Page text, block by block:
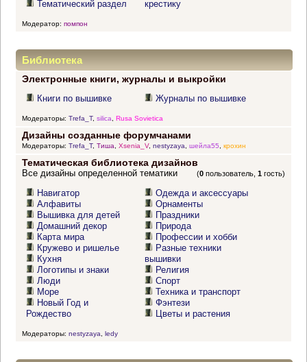
Тематический раздел крестику
Модератор: помпон
Библиотека
Электронные книги, журналы и выкройки
Книги по вышивке Журналы по вышивке
Модераторы: Trefa_T, silica Rusa Sovietica
Дизайны созданные форумчанами
Модераторы: Trefa_T, Тиша, Xsenia_V, nestyzaya, шейла55, крохин
Тематическая библиотека дизайнов
(0 пользователь,1 гость)
Все дизайны определенной тематики
Навигатор
Алфавиты
Вышивка для детей
Домашний декор
Карта мира
Кружево и ришелье
Кухня
Логотипы и знаки
Люди
Море
Новый Год и
Рождество
Одежда и аксессуары
Орнаменты
Праздники
Природа
Профессии и хобби
Разные техники
вышивки
Религия
Спорт
Техника и транспорт
Фэнтези
Цветы и растения
Модераторы: nestyzaya ledy